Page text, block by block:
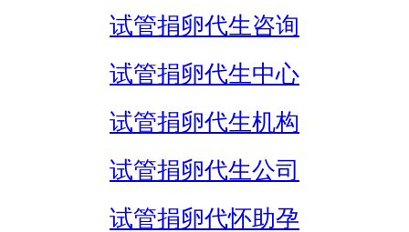
试管捐卵代生咨询
试管捐卵代生中心
试管捐卵代生机构
试管捐卵代生公司
试管捐卵代怀助孕